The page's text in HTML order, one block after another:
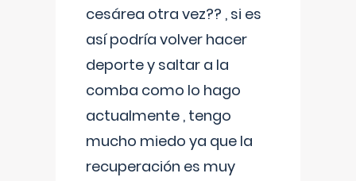
cesárea otra vez?? , si es
así podría volver hacer
deporte y saltar a la
comba como lo hago
actualmente , tengo
mucho miedo ya que la
recuperación es muy